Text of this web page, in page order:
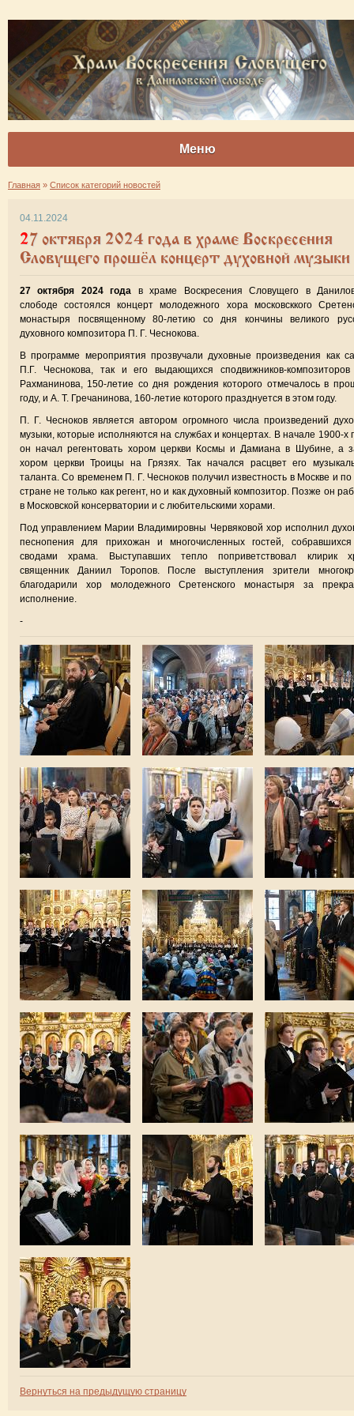
Меню
Главная » Список категорий новостей
04.11.2024
27 октября 2024 года в храме Воскресения
Словущего прошёл концерт духовной музыки
27 октября 2024 года в храме Воскресения Словущего в
слободе состоялся концерт молодежного хора московсккого
монастыря посвященному 80-летию со дня кончины великого
духовного композитора П. Г. Чеснокова.
В программе мероприятия прозвучали духовные произведения как
П.Г. Чеснокова, так и его выдающихся сподвижников-
Рахманинова, 150-летие со дня рождения которого отмечалось в
году, и А. Т. Гречанинова, 160-летие которого празднуется в этом году.
П. Г. Чесноков является автором огромного числа произведений
музыки, которые исполняются на службах и концертах. В начале 1900-х
он начал регентовать хором церкви Космы и Дамиана в Шубине, а
хором церкви Троицы на Грязях. Так начался расцвет его
таланта. Со временем П. Г. Чесноков получил известность в Москве и по
стране не только как регент, но и как духовный композитор. Позже он
в Московской консерватории и с любительскими хорами.
Под управлением Марии Владимировны Червяковой хор исполнил
песнопения для прихожан и многочисленных гостей,
сводами храма. Выступавших тепло поприветствовал клирик
священник Даниил Торопов. После выступления зрители
благодарили хор молодежного Сретенского монастыря за
исполнение.
-
Вернуться на предыдущую страницу